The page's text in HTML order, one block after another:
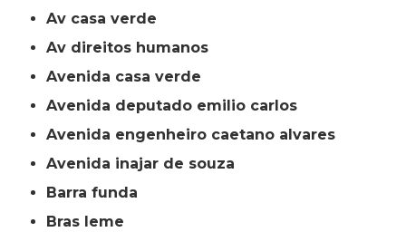
av casa verde
av direitos humanos
avenida casa verde
avenida deputado emilio carlos
avenida engenheiro caetano alvares
avenida inajar de souza
barra funda
bras leme